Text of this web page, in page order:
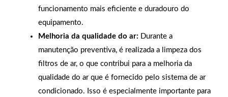
funcionamento mais eficiente e duradouro do
equipamento.
Melhoria da qualidade do ar: Durante a
manutenção preventiva, é realizada a limpeza dos
filtros de ar, o que contribui para a melhoria da
qualidade do ar que é fornecido pelo sistema de ar
condicionado. Isso é especialmente importante para